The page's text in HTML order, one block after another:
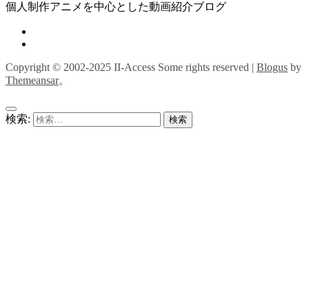
個人制作アニメを中心とした動画紹介ブログ
Copyright © 2002-2025 II-Access Some rights reserved | Blogus by
Themeansar。
検索: